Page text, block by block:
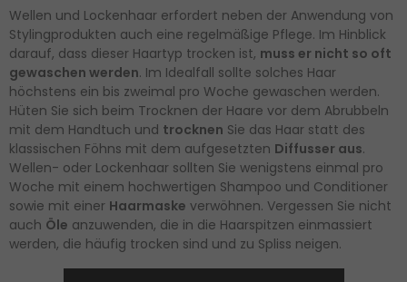
Wellen und Lockenhaar erfordert neben der Anwendung von
Stylingprodukten auch eine regelmäßige Pflege. Im Hinblick
darauf, dass dieser Haartyp trocken ist, muss er nicht so oft
gewaschen werden. Im Idealfall sollte solches Haar
höchstens ein bis zweimal pro Woche gewaschen werden.
Hüten Sie sich beim Trocknen der Haare vor dem Abrubbeln
mit dem Handtuch und trocknen Sie das Haar statt des
klassischen Föhns mit dem aufgesetzten Diffusser aus.
Wellen- oder Lockenhaar sollten Sie wenigstens einmal pro
Woche mit einem hochwertigen Shampoo und Conditioner
sowie mit einer Haarmaske verwöhnen. Vergessen Sie nicht
auch Öle anzuwenden, die in die Haarspitzen einmassiert
werden, die häufig trocken sind und zu Spliss neigen.